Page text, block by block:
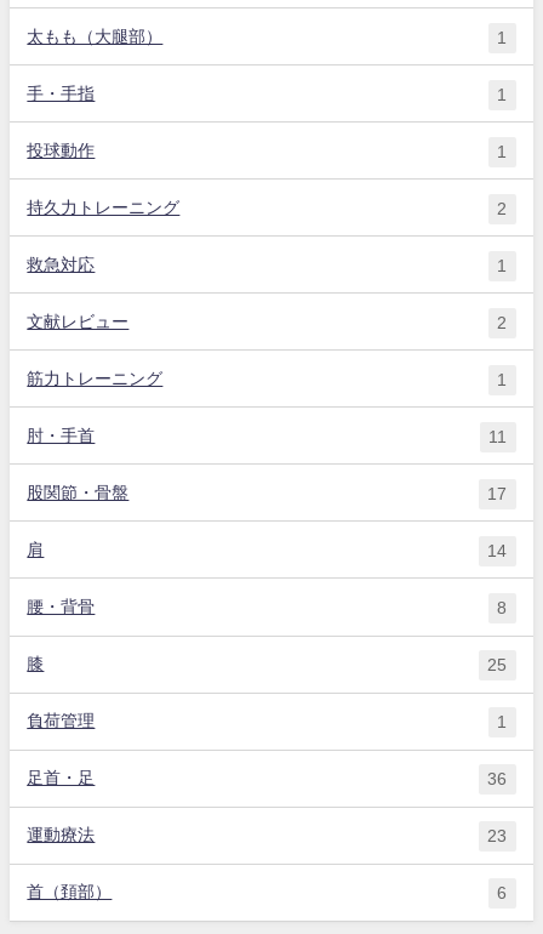
太もも（大腿部） 1
手・手指 1
投球動作 1
持久力トレーニング 2
救急対応 1
文献レビュー 2
筋力トレーニング 1
肘・手首 11
股関節・骨盤 17
肩 14
腰・背骨 8
膝 25
負荷管理 1
足首・足 36
運動療法 23
首（頚部） 6